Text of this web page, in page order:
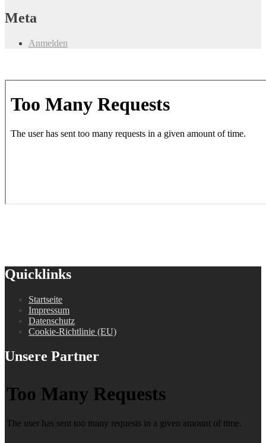
Meta
Anmelden
Quicklinks
Startseite
Impressum
Datenschutz
Cookie-Richtlinie (EU)
Unsere Partner